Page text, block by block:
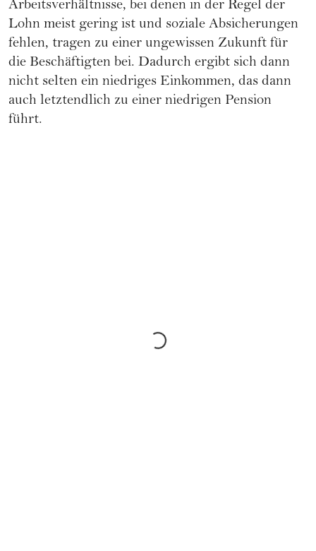
Arbeitsverhältnisse, bei denen in der Regel der
Lohn meist gering ist und soziale Absicherungen
fehlen, tragen zu einer ungewissen Zukunft für
die Beschäftigten bei. Dadurch ergibt sich dann
nicht selten ein niedriges Einkommen, das dann
auch letztendlich zu einer niedrigen Pension
führt.